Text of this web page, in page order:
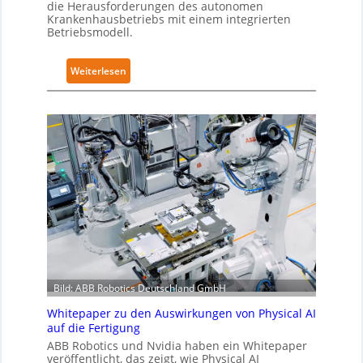
i
e
n
n
a
c
h
I
E
C
6
2
4
-
4
-
e
i
e
t
l
o
b
a
l
e
s
T
r
a
i
n
i
n
die Herausforderungen des autonomen
Krankenhausbetriebs mit einem integrierten
Betriebsmodell.
Weiterlesen
A
t
o
n
o
m
e
L
ö
s
n
g
e
n
s
Bild: ABB Robotics Deutschland GmbH
Whitepaper zu den Auswirkungen von Physical AI
auf die Fertigung
ABB Robotics und Nvidia haben ein Whitepaper
veröffentlicht, das zeigt, wie Physical AI